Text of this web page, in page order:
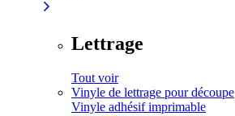
Lettrage
Tout voir
Vinyle de lettrage pour découpe
Vinyle adhésif imprimable